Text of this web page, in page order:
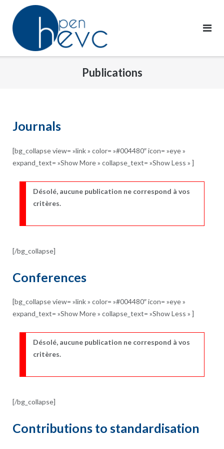
content
Publications
Journals
[bg_collapse view= »link » color= »#004480″ icon= »eye »
expand_text= »Show More » collapse_text= »Show Less » ]
Désolé, aucune publication ne correspond à vos
critères.
[/bg_collapse]
Conferences
[bg_collapse view= »link » color= »#004480″ icon= »eye »
expand_text= »Show More » collapse_text= »Show Less » ]
Désolé, aucune publication ne correspond à vos
critères.
[/bg_collapse]
Contributions to standardisation